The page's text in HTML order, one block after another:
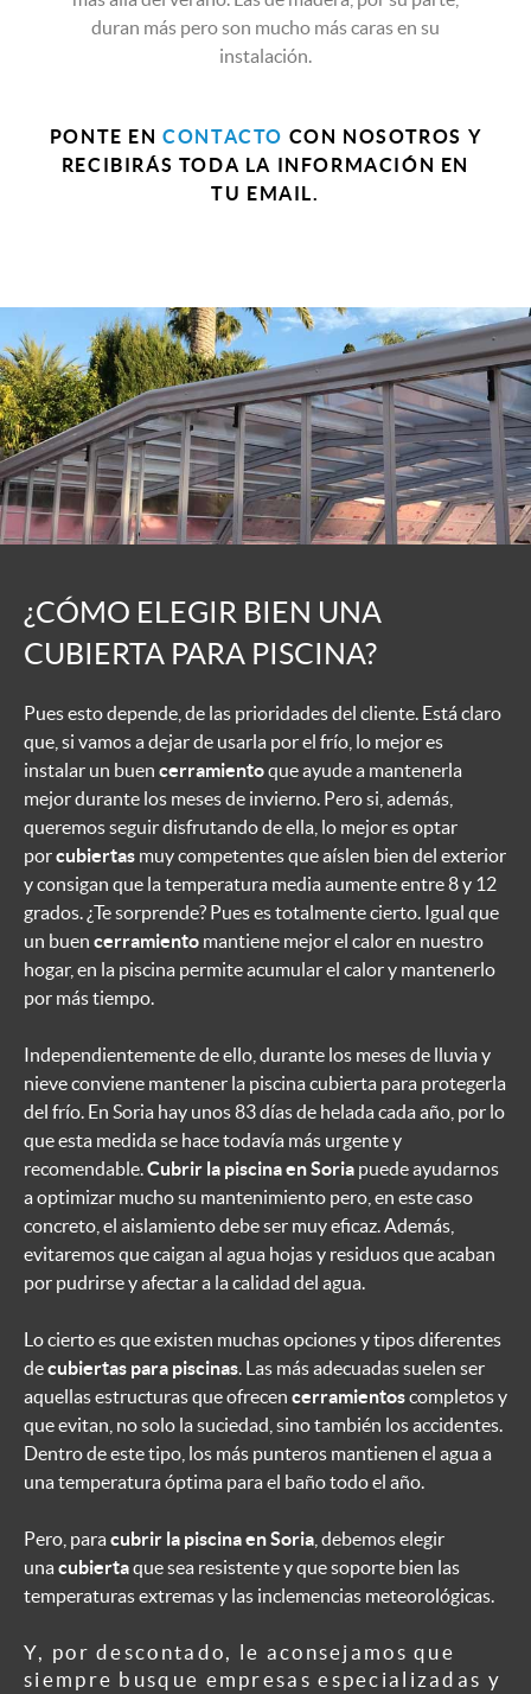
duran más pero son mucho más caras en su
instalación.
PONTE ENCONTACTO CON NOSOTROS Y
RECIBIRÁS TODA LA INFORMACIÓN EN
TU EMAIL.
¿CÓMO ELEGIR BIEN UNA
CUBIERTA PARA PISCINA?
Pues esto depende, de las prioridades del cliente. Está claro
que, si vamos a dejar de usarla por el frío, lo mejor es
instalar un buen cerramientoque ayude a mantenerla
mejor durante los meses de invierno. Pero si, además,
queremos seguir disfrutando de ella, lo mejor es optar
porcubiertas muy competentes que aíslen bien del exterior
y consigan que la temperatura media aumente entre 8 y 12
grados. ¿Te sorprende? Pues es totalmente cierto. Igual que
un buen cerramiento mantiene mejor el calor en nuestro
hogar, en la piscina permite acumular el calor y mantenerlo
por más tiempo.
Independientemente de ello, durante los meses de lluvia y
nieve conviene mantener la piscina cubierta para protegerla
del frío. En Soria hay unos 83 días de helada cada año, por lo
que esta medida se hace todavía más urgente y
recomendable.Cubrir la piscina en Soria puede ayudarnos
a optimizar mucho su mantenimiento pero, en este caso
concreto, el aislamiento debe ser muy eficaz. Además,
evitaremos que caigan al agua hojas y residuos que acaban
por pudrirse y afectar a la calidad del agua.
Lo cierto es que existen muchas opciones y tipos diferentes
decubiertas para piscinas. Las más adecuadas suelen ser
aquellas estructuras que ofrecen cerramientoscompletos y
que evitan, no solo la suciedad, sino también los accidentes.
Dentro de este tipo, los más punteros mantienen el agua a
una temperatura óptima para el baño todo el año.
Pero, paracubrir la piscina en Soria , debemos elegir
unacubiertaque sea resistente y que soporte bien las
temperaturas extremas y las inclemencias meteorológicas.
Y, por descontado, le aconsejamos que
siempre busque empresas especializadas y